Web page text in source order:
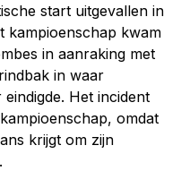
start uitgevallen in
kampioenschap kwam
in aanraking met
in waar
Het incident
omdat
krijgt om zijn